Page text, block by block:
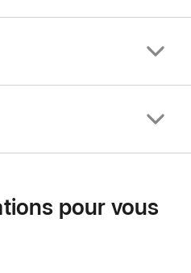
pour vous